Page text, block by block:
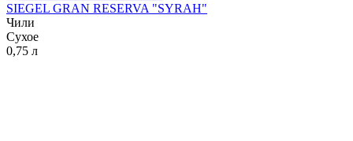
SIEGEL GRAN RESERVA "SYRAH"
Чили
Сухое
0,75 л